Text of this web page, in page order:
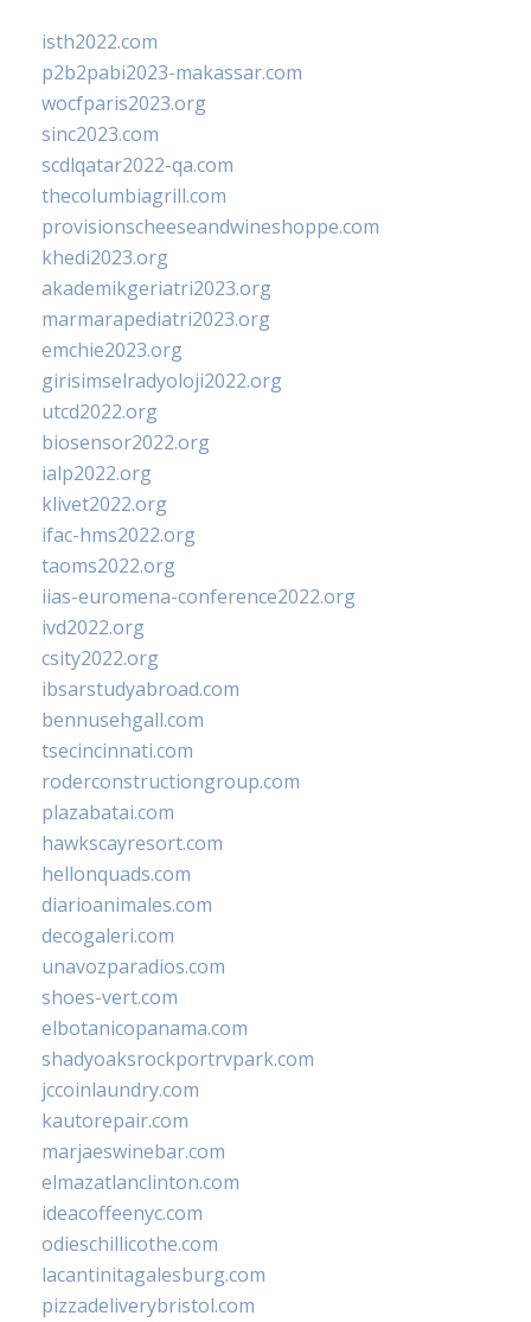
isth2022.com
p2b2pabi2023-makassar.com
wocfparis2023.org
sinc2023.com
scdlqatar2022-qa.com
thecolumbiagrill.com
provisionscheeseandwineshoppe.com
khedi2023.org
akademikgeriatri2023.org
marmarapediatri2023.org
emchie2023.org
girisimselradyoloji2022.org
utcd2022.org
biosensor2022.org
ialp2022.org
klivet2022.org
ifac-hms2022.org
taoms2022.org
iias-euromena-conference2022.org
ivd2022.org
csity2022.org
ibsarstudyabroad.com
bennusehgall.com
tsecincinnati.com
roderconstructiongroup.com
plazabatai.com
hawkscayresort.com
hellonquads.com
diarioanimales.com
decogaleri.com
unavozparadios.com
shoes-vert.com
elbotanicopanama.com
shadyoaksrockportrvpark.com
jccoinlaundry.com
kautorepair.com
marjaeswinebar.com
elmazatlanclinton.com
ideacoffeenyc.com
odieschillicothe.com
lacantinitagalesburg.com
pizzadeliverybristol.com